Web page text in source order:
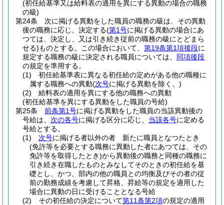
(初任給基準又は給料表の適用を異にする異動の場合の職務
の級)
第24条
次に掲げる異動をした職員の職務の級は、その異動
後の職務に応じ、決定する(第1号に掲げる異動の場合にあ
つては、決定し、又は引き続き従前の職務の級にとどまら
せる)ものとする。 この場合において、 第19条第1項後段に
規定する職務の級に決定される職員については、 同項後段
の規定を準用する。
(1)
初任給基準表に異なる初任給の定めがある他の職種に
属する職務への異動(次号に掲げる異動を除く。)
(2)
給料表の適用を異にする他の職務への異動
(初任給基準を異にする異動をした職員の号給)
第25条
前条第1号に掲げる異動をした職員の当該異動後の
号給は、 次の各号に掲げる区分に応じ、 当該各号に定める
号給とする。
(1)
次号に掲げる者以外の者 新たに職員となつたとき
(免許等を必要とする職務に異動した者にあつては、その
免許等を取得したとき)から異動後の職務と同種の職務に
引き続き在職したものとみなしてそのときの初任給を基
礎とし、かつ、部内の他の職員との均衡及びその者の従
前の勤務成績を考慮して昇格、昇給等の規定を適用した
場合に異動の日に受けることとなる号給
(2)
その初任給の決定について第11条第2項の規定の適用